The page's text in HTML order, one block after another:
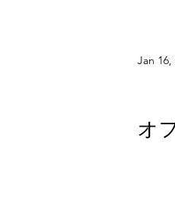
Jan 16,
オ